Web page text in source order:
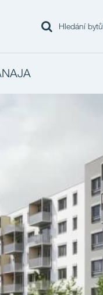
Hledání bytů